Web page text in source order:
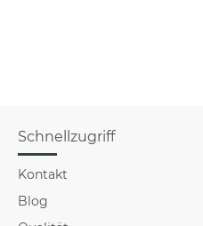
Schnellzugriff
Kontakt
Blog